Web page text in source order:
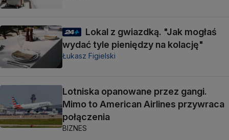
Lokal z gwiazdką. "Jak mogłaś
wydać tyle pieniędzy na kolację"
Łukasz Figielski
Lotniska opanowane przez gangi.
Mimo to American Airlines przywraca
połączenia
BIZNES